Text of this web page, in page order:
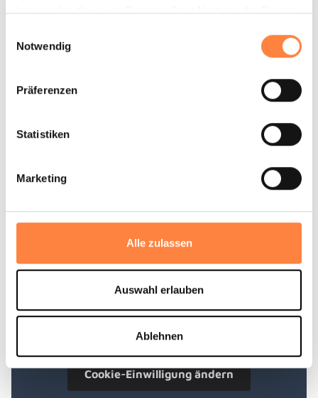
haben oder die sie im Rahmen Ihrer Nutzung der Dienste
Notwendig
Präferenzen
Statistiken
Marketing
Alle zulassen
Auswahl erlauben
Ablehnen
Videos
Datenübertragung an Dritte gemäß unserer
Datenübertragung an Dritte gemäß unserer
Datenschutzerklärung
Cookie-Einwilligung ändern